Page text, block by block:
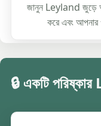
জানুন Leyland জুড়ে
করে এবং আপনার
🔒 একটি পরিষ্কার